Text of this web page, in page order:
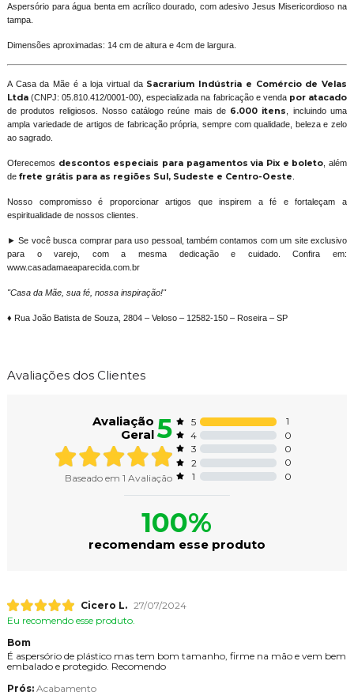
Aspersório para água benta em acrílico dourado, com adesivo Jesus Misericordioso na
tampa.
Dimensões aproximadas: 14 cm de altura e 4cm de largura.
A Casa da Mãe é a loja virtual daSacrarium Indústria e Comércio de Velas
Ltda(CNPJ: 05.810.412/0001-00), especializada na fabricação e venda por atacado
de produtos religiosos. Nosso catálogo reúne mais de 6.000 itens
, incluindo uma
ampla variedade de artigos de fabricação própria, sempre com qualidade, beleza e zelo
ao sagrado.
Oferecemos descontos especiais para pagamentos via Pix e boleto , além
de frete grátis para as regiões Sul, Sudeste e Centro-Oeste
Nosso compromisso é proporcionar artigos que inspirem a fé e fortaleçam a
espiritualidade de nossos clientes.
► Se você busca comprar para uso pessoal, também contamos com um site exclusivo
para o varejo, com a mesma dedicação e cuidado. Confira em:
www.casadamaeaparecida.com.br
"Casa da Mãe, sua fé, nossa inspiração!"
♦ Rua João Batista de Souza, 2804 – Veloso – 12582-150 – Roseira – SP
Avaliações dos Clientes
Avaliação
Geral5
Baseado em 1 Avaliação
5
1
4
0
3
0
2
0
1
0
100%
recomendam esse produto
Cicero L. 27/07/2024
Eu recomendo esse produto.
Bom
É aspersório de plástico mas tem bom tamanho, firme na mão e vem bem
embalado e protegido. Recomendo
Prós: Acabamento